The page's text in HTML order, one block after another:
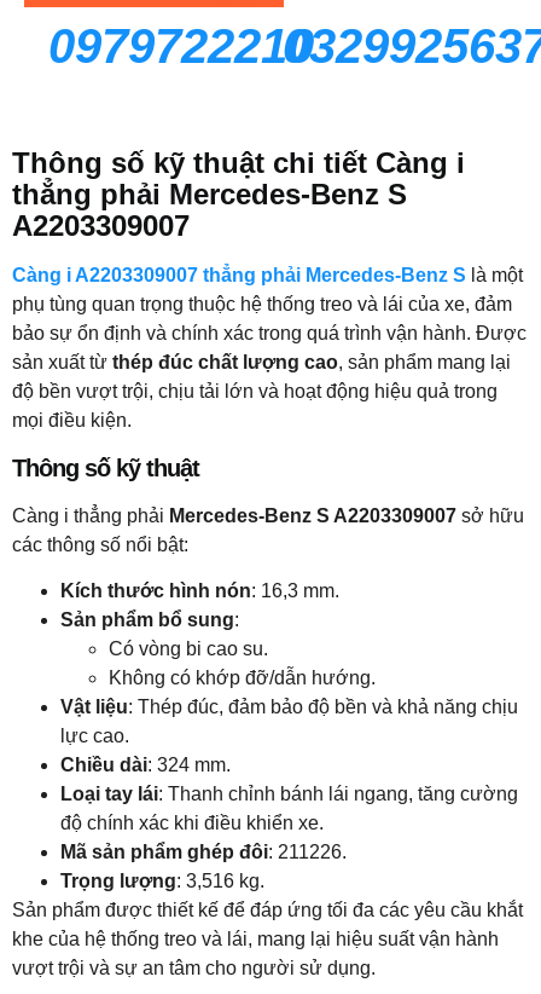
0979722210
Thông số kỹ thuật chi tiết Càng i
thẳng phải Mercedes-Benz S
A2203309007
Càng i A2203309007 thẳng phải Mercedes-Benz S là một
phụ tùng quan trọng thuộc hệ thống treo và lái của xe, đảm
bảo sự ổn định và chính xác trong quá trình vận hành. Được
sản xuất từ thép đúc chất lượng cao, sản phẩm mang lại
độ bền vượt trội, chịu tải lớn và hoạt động hiệu quả trong
mọi điều kiện.
Thông số kỹ thuật
Càng i thẳng phải Mercedes-Benz S A2203309007 sở hữu
các thông số nổi bật:
Kích thước hình nón: 16,3 mm.
Sản phẩm bổ sung:
Có vòng bi cao su.
Không có khớp đỡ/dẫn hướng.
Vật liệu: Thép đúc, đảm bảo độ bền và khả năng chịu
lực cao.
Chiều dài: 324 mm.
Loại tay lái: Thanh chỉnh bánh lái ngang, tăng cường
độ chính xác khi điều khiển xe.
Mã sản phẩm ghép đôi: 211226.
Trọng lượng: 3,516 kg.
Sản phẩm được thiết kế để đáp ứng tối đa các yêu cầu khắt
khe của hệ thống treo và lái, mang lại hiệu suất vận hành
vượt trội và sự an tâm cho người sử dụng.